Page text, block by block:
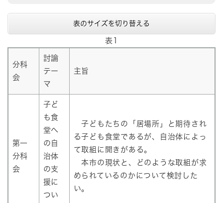
表のサイズを切り替える
表1
分科
会
討論
テー
マ
主旨
第一
分科
会
子ど
も食
堂へ
の自
治体
の支
援に
つい
子どもたちの「居場所」と期待され
る子ども食堂であるが、自治体によっ
て取組に開きがある。
本市の現状と、どのような取組が求
められているのかについて検討した
い。